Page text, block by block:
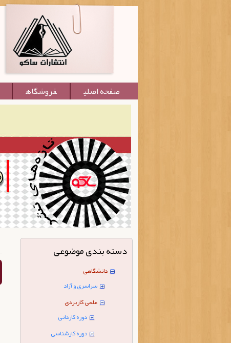
صفحه اصلی فروشگاه
دسته بندی موضوعی
دانشگاهی
سراسری و آزاد
علمی کاربردی
دوره کاردانی
دوره کارشناسی